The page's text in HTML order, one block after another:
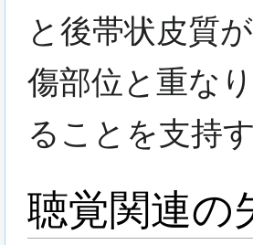
と後帯状皮質
傷部位と重な
ることを支持
聴覚関連の